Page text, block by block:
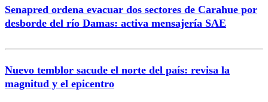
Senapred ordena evacuar dos sectores de Carahue por
desborde del río Damas: activa mensajería SAE
Nuevo temblor sacude el norte del país: revisa la
magnitud y el epicentro